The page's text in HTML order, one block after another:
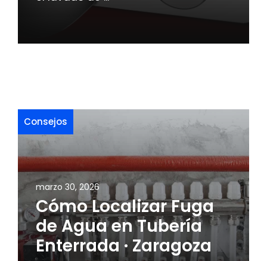
Consejos
marzo 30, 2026
Cómo Localizar Fuga
de Agua en Tubería
Enterrada · Zaragoza